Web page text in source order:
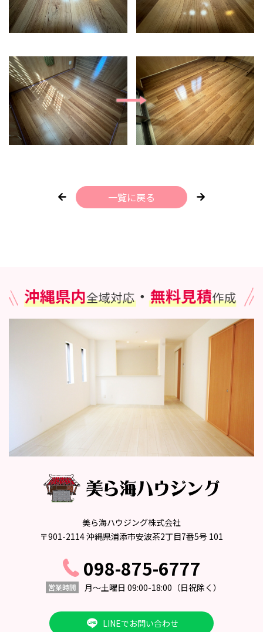
一覧に戻る
美ら海ハウジング株式会社
〒901-2114 沖縄県浦添市安波茶2丁目7番5号 101
098-875-6777
営業時間 月〜土曜日 09:00-18:00 （日祝除く）
LINEでお問い合わせ